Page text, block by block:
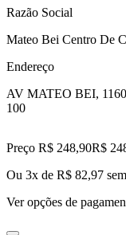
Razão Social
Mateo Bei Centro De
Endereço
AV MATEO BEI, 1160
100
Preço R$ 248,90R$
Ou 3x de R$ 82,97
Ver opções de